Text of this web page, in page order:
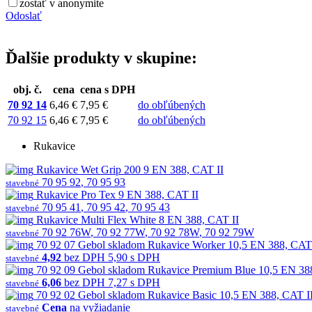
zostať v anonymite
Odoslať
Ďalšie produkty v skupine:
obj. č. cena cena s DPH
70 92 14 6,46 € 7,95 €
do obľúbených
70 92 15 6,46 € 7,95 € do obľúbených
Rukavice
Rukavice Wet Grip 200 9 EN 388, CAT II
stavebné 70 95 92, 70 95 93
Rukavice Pro Tex 9 EN 388, CAT II
stavebné 70 95 41 , 70 95 42, 70 95 43
Rukavice Multi Flex White 8 EN 388, CAT II
stavebné 70 92 76W, 70 92 77W, 70 92 78W, 70 92 79W
70 92 07 Gebol skladom Rukavice Worker 10,5 EN 388,
stavebné 4,92 bez DPH 5,90 s DPH
70 92 09 Gebol skladom Rukavice Premium Blue 10,5 EN
stavebné 6,06 bez DPH 7,27 s DPH
70 92 02 Gebol skladom Rukavice Basic 10,5 EN 388, CAT
stavebné Cena na vyžiadanie